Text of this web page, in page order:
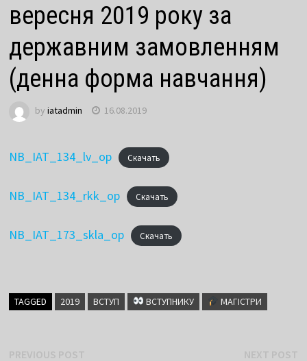
вересня 2019 року за
державним замовленням
(денна форма навчання)
by iatadmin 16.08.2019
NB_IAT_134_lv_op Скачать
NB_IAT_134_rkk_op Скачать
NB_IAT_173_skla_op Скачать
TAGGED 2019 ВСТУП ВСТУПНИКУ МАГІСТРИ